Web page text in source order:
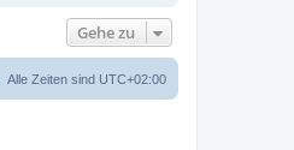
Gehe zu
Alle Zeiten sind UTC+02:00